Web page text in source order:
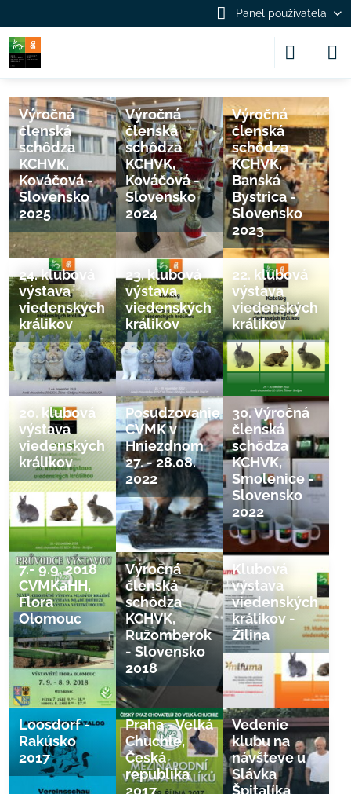
Panel používateľa
Výročná
členská
schôdza
KCHVK,
Kováčová -
Slovensko
2025
Výročná
členská
schôdza
KCHVK,
Kováčová -
Slovensko
2024
Výročná
členská
schôdza
KCHVK,
Banská
Bystrica -
Slovensko
2023
24. klubová
výstava
viedenských
králikov
23. klubová
výstava
viedenských
králikov
22. klubová
výstava
viedenských
králikov
20. klubová
výstava
viedenských
králikov
Posudzovanie
CVMK v
Hniezdnom
27. - 28.08.
2022
30. Výročná
členská
schôdza
KCHVK,
Smolenice -
Slovensko
2022
7.- 9.9. 2018
CVMKaHH,
Flora
Olomouc
Výročná
členská
schôdza
KCHVK,
Ružomberok
- Slovensko
2018
Klubová
výstava
viedenských
králikov -
Žilina
Loosdorf -
Rakúsko
2017
Praha - Velká
Chuchle,
Česká
republika
Vedenie
klubu na
návšteve u
Slávka